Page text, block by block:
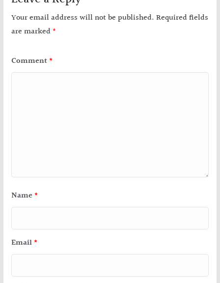
Your email address will not be published. Required fields
are marked *
Comment *
Name *
Email *